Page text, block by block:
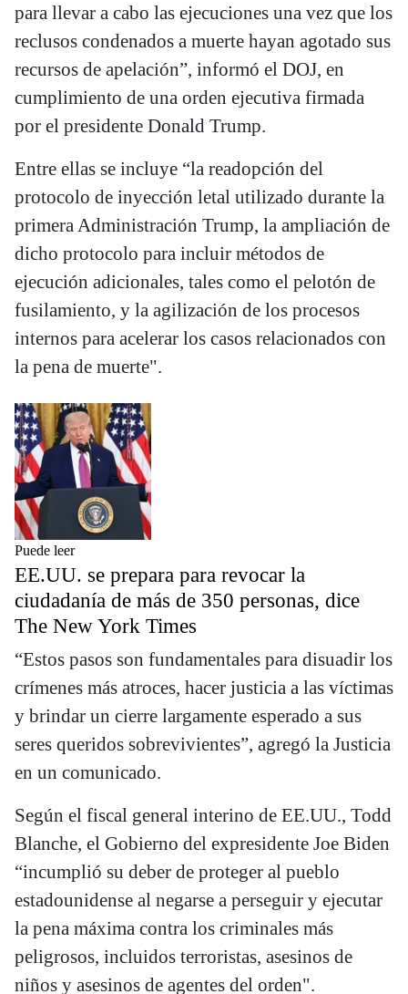
para llevar a cabo las ejecuciones una vez que los
reclusos condenados a muerte hayan agotado sus
recursos de apelación”, informó el DOJ, en
cumplimiento de una orden ejecutiva firmada
por el presidente Donald Trump.
Entre ellas se incluye “la readopción del
protocolo de inyección letal utilizado durante la
primera Administración Trump, la ampliación de
dicho protocolo para incluir métodos de
ejecución adicionales, tales como el pelotón de
fusilamiento, y la agilización de los procesos
internos para acelerar los casos relacionados con
la pena de muerte".
Puede leer
EE.UU. se prepara para revocar la
ciudadanía de más de 350 personas, dice
The New York Times
“Estos pasos son fundamentales para disuadir los
crímenes más atroces, hacer justicia a las víctimas
y brindar un cierre largamente esperado a sus
seres queridos sobrevivientes”, agregó la Justicia
en un comunicado.
Según el fiscal general interino de EE.UU., Todd
Blanche, el Gobierno del expresidente Joe Biden
“incumplió su deber de proteger al pueblo
estadounidense al negarse a perseguir y ejecutar
la pena máxima contra los criminales más
peligrosos, incluidos terroristas, asesinos de
niños y asesinos de agentes del orden".